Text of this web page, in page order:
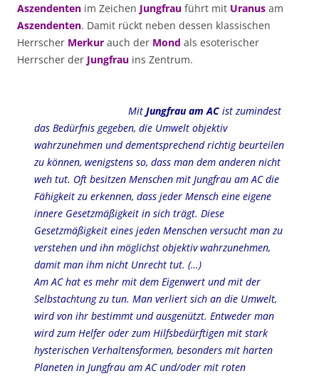
Aszendenten im Zeichen Jungfrau führt mit Uranus am
Aszendenten. Damit rückt neben dessen klassischen
Herrscher Merkur auch der Mond als esoterischer
Herrscher der Jungfrau ins Zentrum.
Mit Jungfrau am AC ist zumindest
das Bedürfnis gegeben, die Umwelt objektiv
wahrzunehmen und dementsprechend richtig beurteilen
zu können, wenigstens so, dass man dem anderen nicht
weh tut. Oft besitzen Menschen mit Jungfrau am AC die
Fähigkeit zu erkennen, dass jeder Mensch eine eigene
innere Gesetzmäßigkeit in sich trägt. Diese
Gesetzmäßigkeit eines jeden Menschen versucht man zu
verstehen und ihn möglichst objektiv wahrzunehmen,
damit man ihm nicht Unrecht tut. (…)
Am AC hat es mehr mit dem Eigenwert und mit der
Selbstachtung zu tun. Man verliert sich an die Umwelt,
wird von ihr bestimmt und ausgenützt. Entweder man
wird zum Helfer oder zum Hilfsbedürftigen mit stark
hysterischen Verhaltensformen, besonders mit harten
Planeten in Jungfrau am AC und/oder mit roten